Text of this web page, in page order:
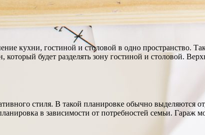
кухни, гостиной и столовой в одно пространство.
будет разделять зону гостиной и столовой.
стиля. В такой планировке обычно выделяются
в зависимости от потребностей семьи. Гараж